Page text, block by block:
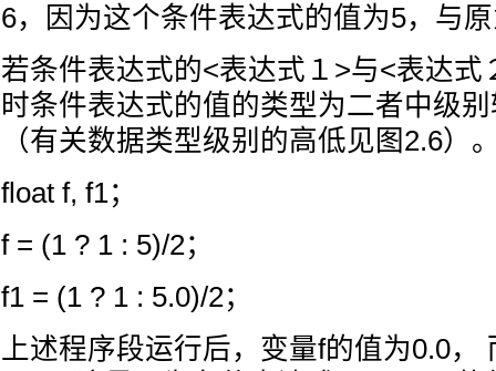
6，因为这个条件表达式的值为5，与
若条件表达式的<表达式１>与<表达式
时条件表达式的值的类型为二者中级
（有关数据类型级别的高低见图2.6）
float f, f1；
f = (1 ? 1 : 5)/2；
f1 = (1 ? 1 : 5.0)/2；
上述程序段运行后，变量f的值为0.0，